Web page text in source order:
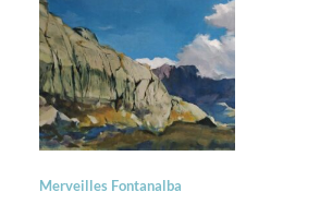
Merveilles Fontanalba